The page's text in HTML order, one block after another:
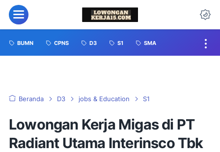
BUMN CPNS D3 S1 SMA
Beranda D3 jobs & Education S1
Lowongan Kerja Migas di PT
Radiant Utama Interinsco Tbk